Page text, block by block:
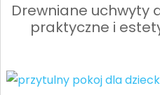
Drewniane uchwyty
praktyczne i